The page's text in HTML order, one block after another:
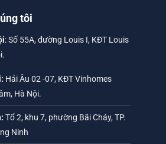
tôi
: Số 55A, đường Louis I, KĐT Louis
Hải Âu 02 -07, KĐT Vinhomes
Hà Nội.
Tổ 2, khu 7, phường Bãi Cháy, TP.
Ninh